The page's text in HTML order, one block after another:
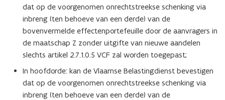
dat op de voorgenomen onrechtstreekse schenking via
inbreng (ten behoeve van een derde) van de
bovenvermelde effectenportefeuille door de aanvragers in
de maatschap Z zonder uitgifte van nieuwe aandelen
slechts artikel 2.7.1.0.5 VCF zal worden toegepast;
In hoofdorde: kan de Vlaamse Belastingdienst bevestigen
dat op de voorgenomen onrechtstreekse schenking via
inbreng (ten behoeve van een derde) van de